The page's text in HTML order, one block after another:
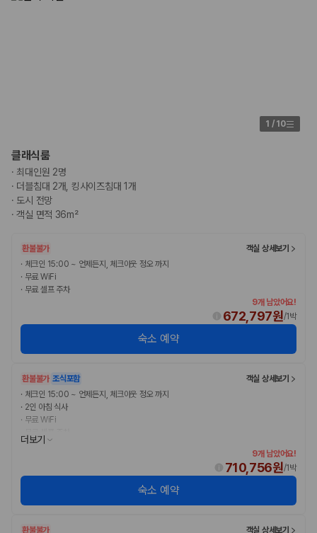
1 / 10
클래식룸
· 최대인원 2명
· 더블침대 2개, 킹사이즈침대 1개
· 도시 전망
·객실 면적 36m²
환불불가
객실 상세보기
· 체크인 15:00 ~ 언제든지, 체크아웃 정오 까지
· 무료 WiFi
· 무료 셀프 주차
9개 남았어요!
672,797원/1박
숙소 예약
환불불가 조식포함
객실 상세보기
· 체크인 15:00 ~ 언제든지, 체크아웃 정오 까지
· 2인 아침 식사
· 무료 WiFi
무료 셀프 주차
더보기
9개 남았어요!
710,756원/1박
숙소 예약
환불불가 객실 상세보기